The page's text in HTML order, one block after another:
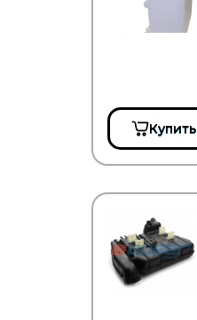
UK RATIO
VERNET-CALORSTAT
VOLKSWAGEN
Купить